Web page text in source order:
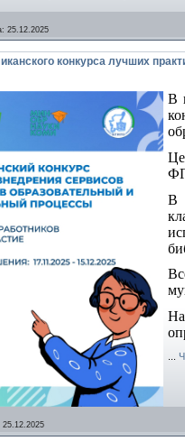
25.12.2025
конкурса лучших
В
В
25.12.2025